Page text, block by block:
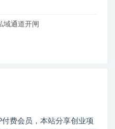
域通道开闸
费会员，本站分享创业项